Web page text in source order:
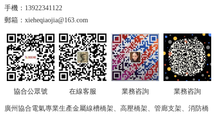
手機：13922341122
郵箱：xieheqiaojia@163.com
協合公眾號 在線客服 業務咨詢 業務咨詢
廣州協合電氣專業生產金屬線槽橋架、高壓橋架、管廊支架、消防橋